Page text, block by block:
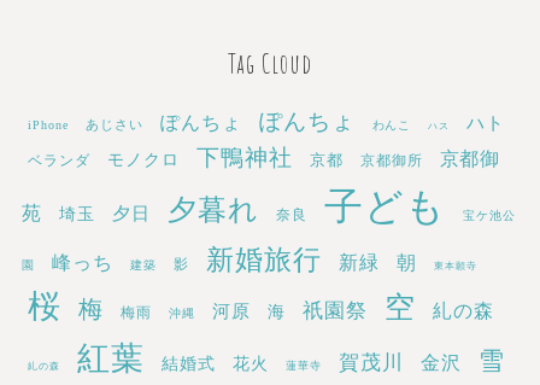
Tag Cloud
iPhone あじさい ぽんちょ ぽんちょ わんこ ハス ハト
ベランダ モノクロ 下鴨神社 京都 京都御所 京都御
苑 埼玉 夕日 夕暮れ 奈良 子ども 宝ケ池公
園 峰っち 建築 影 新婚旅行 新緑 朝 東本願寺
桜 梅 梅雨 沖縄 河原 海 祇園祭 空 糺の森
糺の森 紅葉 結婚式 花火 蓮華寺 賀茂川 金沢 雪